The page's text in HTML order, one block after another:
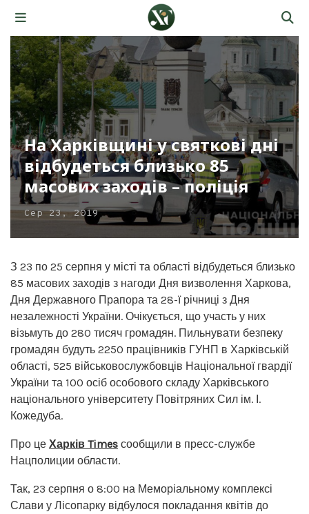
На Харківщині у святкові дні
відбудеться близько 85
масових заходів – поліція
Сер 23, 2019
З 23 по 25 серпня у місті та області відбудеться близько
85 масових заходів з нагоди Дня визволення Харкова,
Дня Державного Прапора та 28-ї річниці з Дня
незалежності України. Очікується, що участь у них
візьмуть до 280 тисяч громадян. Пильнувати безпеку
громадян будуть 2250 працівників ГУНП в Харківській
області, 525 військовослужбовців Національної гвардії
України та 100 осіб особового складу Харківського
національного університету Повітряних Сил ім. І.
Кожедуба.
Про це Харків Times сообщили в пресс-службе
Нацполиции области.
Так, 23 серпня о 8:00 на Меморіальному комплексі
Слави у Лісопарку відбулося покладання квітів до